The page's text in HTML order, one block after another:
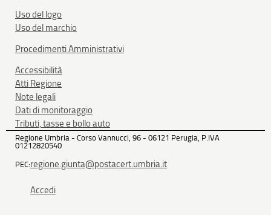
Uso del logo
Uso del marchio
Procedimenti Amministrativi
Accessibilità
Atti Regione
Note legali
Dati di monitoraggio
Tributi, tasse e bollo auto
Regione Umbria - Corso Vannucci, 96 - 06121 Perugia, P.IVA
01212820540
PEC:regione.giunta@postacert.umbria.it
Accedi